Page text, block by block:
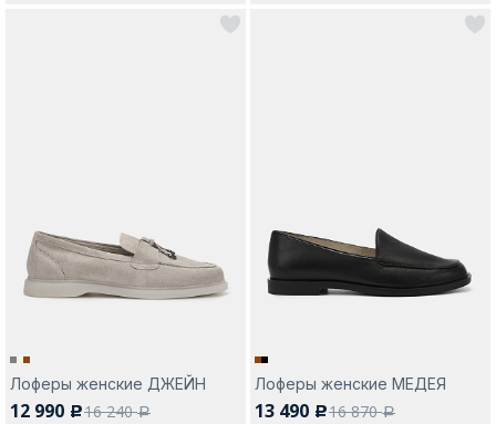
Лоферы женские ДЖЕЙН
12 990 c16 240a
Лоферы женские МЕДЕЯ
13 490 c16 870a